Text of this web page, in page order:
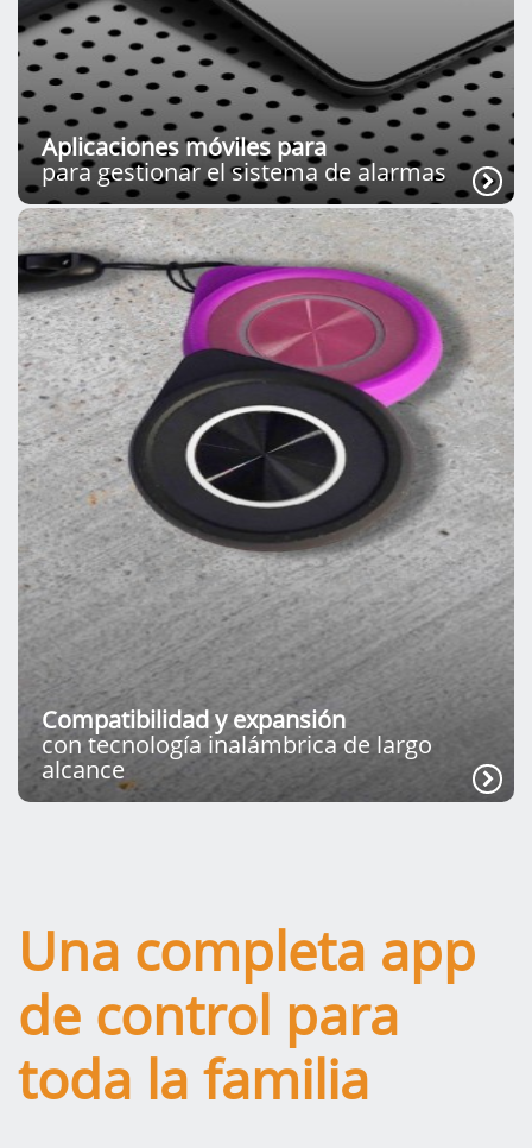
Aplicaciones móviles para
para gestionar el sistema de alarmas
Compatibilidad y expansión
con tecnología inalámbrica de largo
alcance
Una completa app
de control para
toda la familia